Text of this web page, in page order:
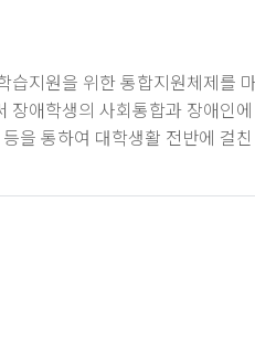
지원을 위한 통합지원체제
애학생의 사회통합과 장애
을 통하여 대학생활 전반에 걸